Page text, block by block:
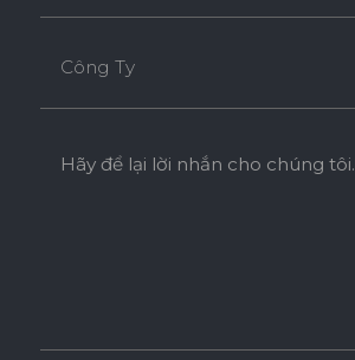
Công Ty
Hãy để lại lời nhắn cho chúng tôi.